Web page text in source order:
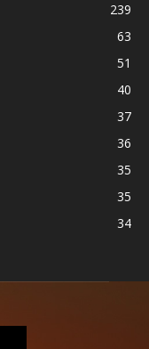
239
63
51
40
37
36
35
35
34